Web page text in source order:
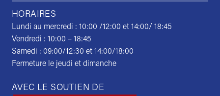
HORAIRES
Lundi au mercredi : 10:00 /12:00 et 14:00/ 18:45
Vendredi : 10:00 – 18:45
Samedi : 09:00/12:30 et 14:00/18:00
Fermeture le jeudi et dimanche
AVEC LE SOUTIEN DE